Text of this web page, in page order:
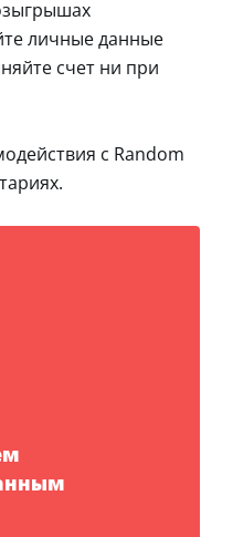
личные данные
счет ни при
с Random